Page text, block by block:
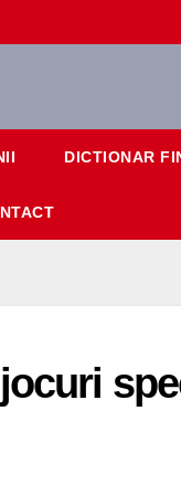
DICTIONAR